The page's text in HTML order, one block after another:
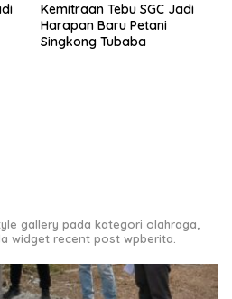
Kemitraan Tebu SGC Jadi
Harapan Baru Petani
Singkong Tubaba
gallery pada kategori olahraga,
widget recent post wpberita.